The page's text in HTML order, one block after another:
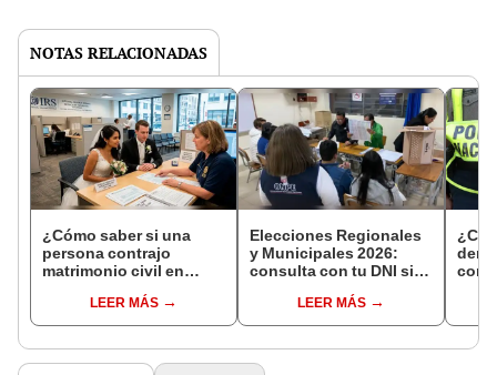
NOTAS RELACIONADAS
¿Cómo saber si una
persona contrajo
matrimonio civil en
LEER MÁS
Elecciones Regionales
y Municipales 2026:
consulta con tu DNI si
de mesa para este 4 de
octubre en el link oficial
LEER MÁS
con